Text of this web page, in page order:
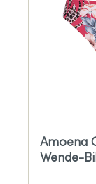
Amoena
Wende-